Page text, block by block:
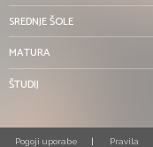
SREDNJE ŠOLE
MATURA
ŠTUDIJ
Pogoji uporabe Pravila